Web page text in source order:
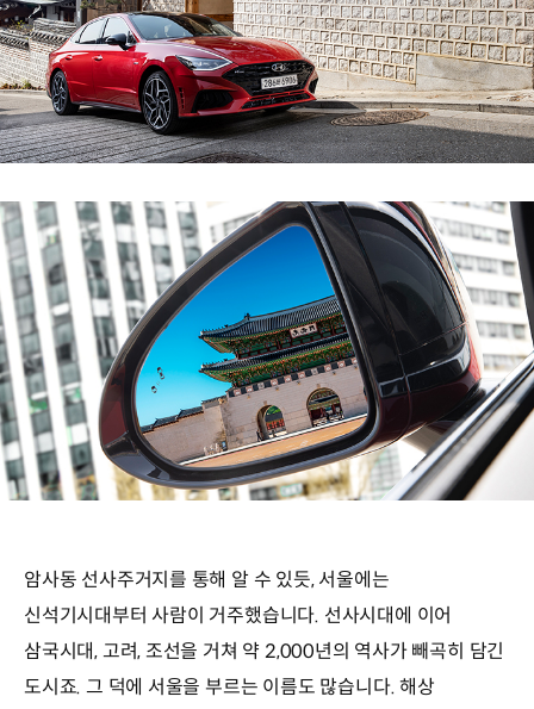
암사동 선사주거지를 통해 알 수 있듯, 서울에는
신석기시대부터 사람이 거주했습니다. 선사시대에 이어
삼국시대, 고려, 조선을 거쳐 약 2,000년의 역사가 빼곡히 담긴
도시죠. 그 덕에 서울을 부르는 이름도 많습니다. 해상